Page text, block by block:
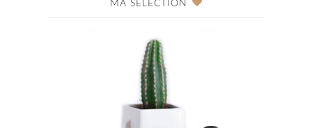
MA SÉLECTION